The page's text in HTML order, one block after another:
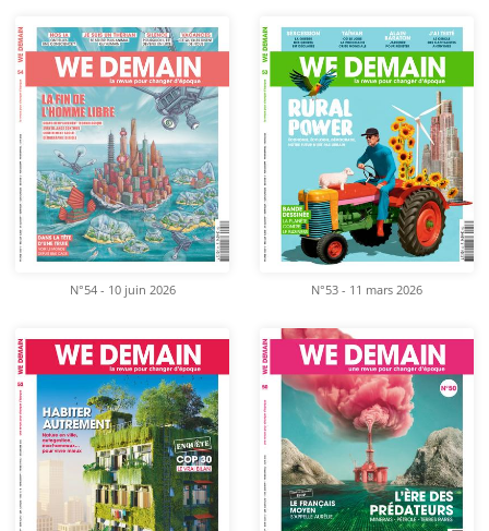
N°54 - 10 juin 2026 N°53 - 11 mars 2026